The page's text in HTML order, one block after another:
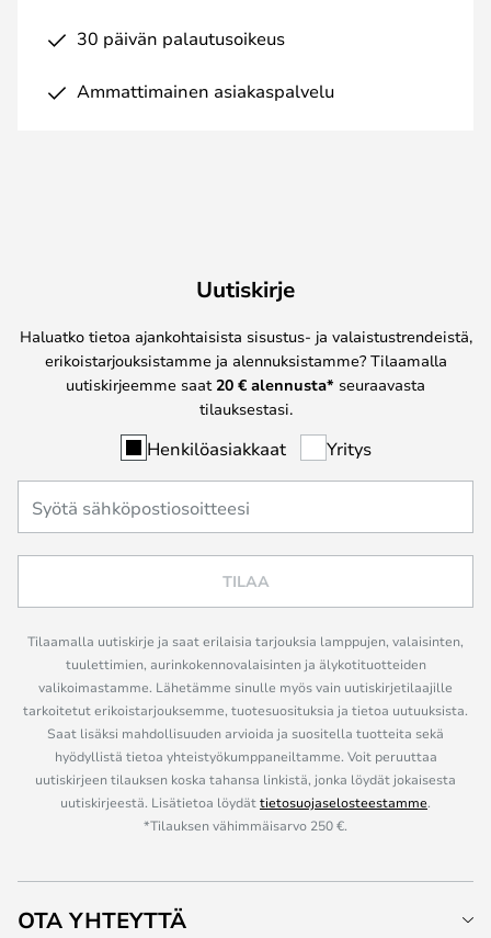
30 päivän palautusoikeus
Ammattimainen asiakaspalvelu
Uutiskirje
Haluatko tietoa ajankohtaisista sisustus- ja valaistustrendeistä,
erikoistarjouksistamme ja alennuksistamme? Tilaamalla
uutiskirjeemme saat 20 € alennusta* seuraavasta
tilauksestasi.
Henkilöasiakkaat Yritys
TILAA
Tilaamalla uutiskirje ja saat erilaisia tarjouksia lamppujen, valaisinten,
tuulettimien, aurinkokennovalaisinten ja älykotituotteiden
valikoimastamme. Lähetämme sinulle myös vain uutiskirjetilaajille
tarkoitetut erikoistarjouksemme, tuotesuosituksia ja tietoa uutuuksista.
Saat lisäksi mahdollisuuden arvioida ja suositella tuotteita sekä
hyödyllistä tietoa yhteistyökumppaneiltamme. Voit peruuttaa
uutiskirjeen tilauksen koska tahansa linkistä, jonka löydät jokaisesta
uutiskirjeestä. Lisätietoa löydättietosuojaselosteestamme.
*Tilauksen vähimmäisarvo 250 €.
OTA YHTEYTTÄ